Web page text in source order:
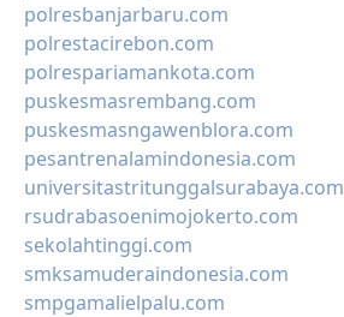
polresbanjarbaru.com
polrestacirebon.com
polrespariamankota.com
puskesmasrembang.com
puskesmasngawenblora.com
pesantrenalamindonesia.com
universitastritunggalsurabaya.com
rsudrabasoenimojokerto.com
sekolahtinggi.com
smksamuderaindonesia.com
smpgamalielpalu.com